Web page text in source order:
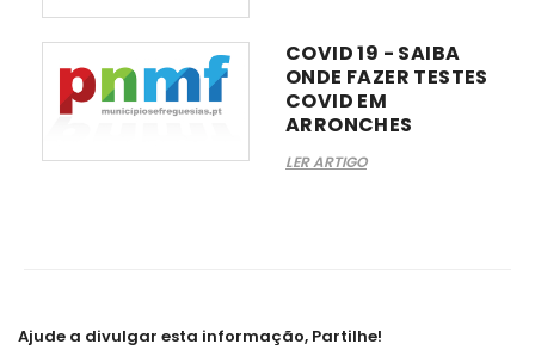
COVID 19 - SAIBA
ONDE FAZER TESTES
COVID EM
ARRONCHES
LER ARTIGO
Ajude a divulgar esta informação, Partilhe!